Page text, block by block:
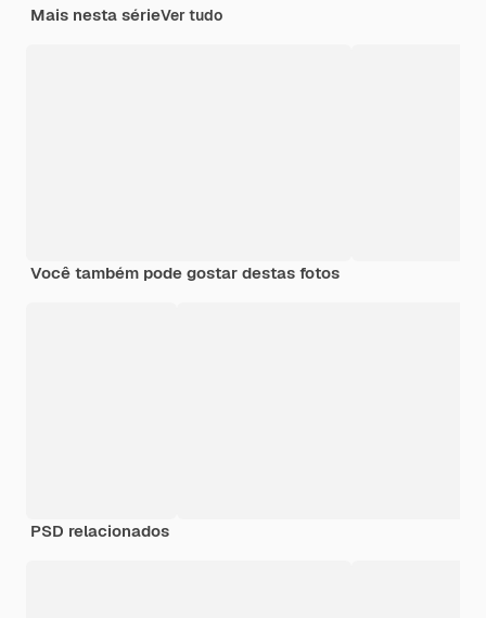
Mais nesta sérieVer tudo
Você também pode gostar destas fotos
PSD relacionados